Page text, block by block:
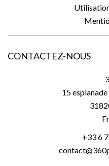
CONTACTEZ-NOUS
15
+33 6